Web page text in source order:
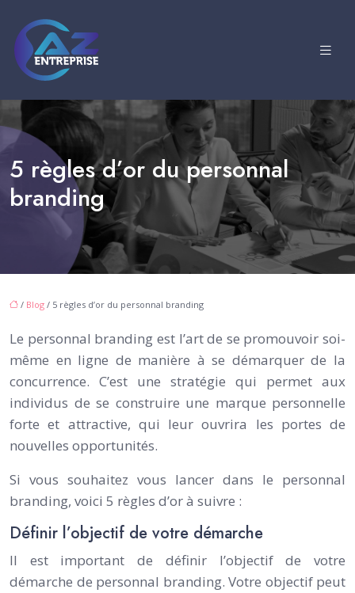
5 règles d’or du personnal
branding
/ Blog / 5 règles d’or du personnal branding
Le personnal branding est l’art de se promouvoir soi-
même en ligne de manière à se démarquer de la
concurrence. C’est une stratégie qui permet aux
individus de se construire une marque personnelle
forte et attractive, qui leur ouvrira les portes de
nouvelles opportunités.
Si vous souhaitez vous lancer dans le personnal
branding, voici 5 règles d’or à suivre :
Définir l’objectif de votre démarche
Il est important de définir l’objectif de votre
démarche de personnal branding. Votre objectif peut